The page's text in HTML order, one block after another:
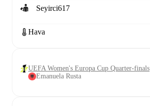
Seyirci617
Hava
UEFA Women's Europa Cup Quarter-finals
Emanuela Rusta